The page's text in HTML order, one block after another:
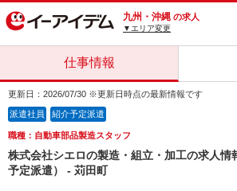
九州・沖縄 の求人
▼エリア変更
仕事情報
更新日：2026/07/30 ※更新日時点の最新情報です
派遣社員 紹介予定派遣
職種：自動車部品製造スタッフ
株式会社シエロの製造・組立・加工の求人情
予定派遣） - 苅田町